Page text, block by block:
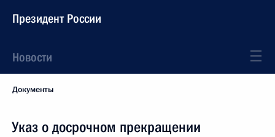
Президент России
Новости
Документы
Указ о досрочном прекращении